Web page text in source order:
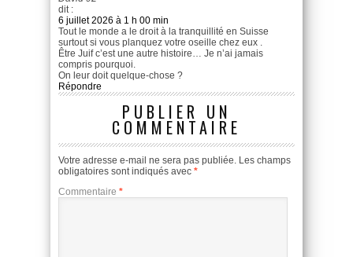
dit :
6 juillet 2026 à 1 h 00 min
Tout le monde a le droit à la tranquillité en Suisse
surtout si vous planquez votre oseille chez eux .
Être Juif c’est une autre histoire… Je n’ai jamais
compris pourquoi.
On leur doit quelque-chose ?
Répondre
PUBLIER UN
COMMENTAIRE
Votre adresse e-mail ne sera pas publiée. Les champs
obligatoires sont indiqués avec *
Commentaire *